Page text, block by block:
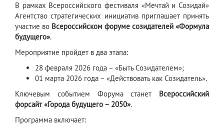
В рамках Всероссийского фестиваля «Мечтай и Созидай»
Агентство стратегических инициатив приглашает принять
участие во Всероссийском форуме созидателей «Формула
будущего».
Мероприятие пройдет в два этапа:
28 февраля 2026 года – «Быть Созидателем»;
01 марта 2026 года – «Действовать как Созидатель».
Ключевым событием Форума станет Всероссийский
форсайт «Города будущего – 2050».
Программа включает: